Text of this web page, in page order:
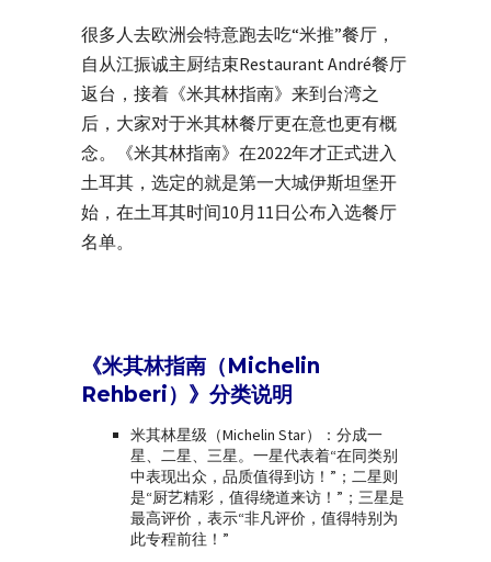
很多人去欧洲会特意跑去吃“米推”餐厅，
自从江振诚主厨结束Restaurant André餐厅
返台，接着《米其林指南》来到台湾之
后，大家对于米其林餐厅更在意也更有概
念。《米其林指南》在2022年才正式进入
土耳其，选定的就是第一大城伊斯坦堡开
始，在土耳其时间10月11日公布入选餐厅
名单。
《米其林指南（Michelin
Rehberi）》分类说明
米其林星级（Michelin Star）：分成一
星、二星、三星。一星代表着“在同类别
中表现出众，品质值得到访！”；二星则
是“厨艺精彩，值得绕道来访！”；三星是
最高评价，表示“非凡评价，值得特别为
此专程前往！”